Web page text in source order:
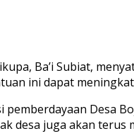
Ba’i Subiat,
ini dapat
pemberdayaan Desa
desa juga akan